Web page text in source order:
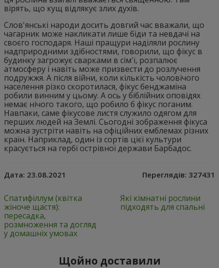
вірять, що кущ відлякує злих духів.
Слов'янські народи досить довгий час вважали, що
чагарник може накликати лише біди та невдачі на
своєго господаря. Наші пращури наділяли рослину
надприродними здібностями, говорили, що фікус в
будинку загрожує сварками в сім'ї, розпалює
атмосферу і навіть може призвести до розлучення
подружжя. А після війни, коли кількість чоловічого
населення різко скоротилася, фікус бенджаміна
робили винним у цьому. А ось у біблійних оповідях
немає нічого такого, що робило б фікус поганим.
Навпаки, саме фікусове листя служило одягом для
перших людей на Землі. Сьогодні зображення фікуса
можна зустріти навіть на офіційних емблемах різних
країн. Наприклад, один із сортів цієї культури
красується на гербі острівної держави Барбадос.
Дата: 23.08.2021 Переглядів: 327431
Спатифіллум (квітка
жіноче щастя):
пересадка,
розмноження та догляд
у домашніх умовах
Які кімнатні рослини
підходять для спальні
Щойно доставили